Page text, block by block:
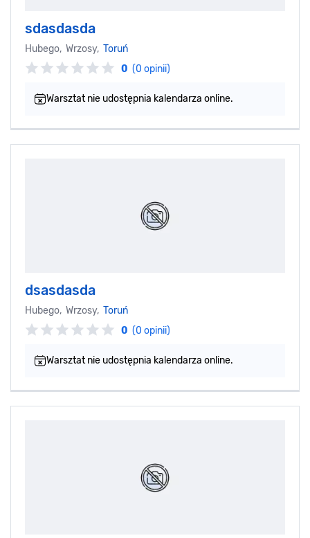
sdasdasda
Hubego, Wrzosy, Toruń
0 (0 opinii)
Warsztat nie udostępnia kalendarza online.
dsasdasda
Hubego, Wrzosy, Toruń
0 (0 opinii)
Warsztat nie udostępnia kalendarza online.